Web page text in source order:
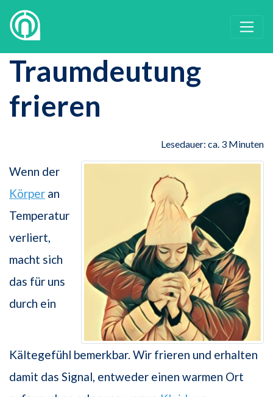
Traumdeutung
frieren
Lesedauer: ca. 3 Minuten
Wenn der
Körper an
Temperatur
verliert,
macht sich
das für uns
durch ein
Kältegefühl bemerkbar. Wir frieren und erhalten
damit das Signal, entweder einen warmen Ort